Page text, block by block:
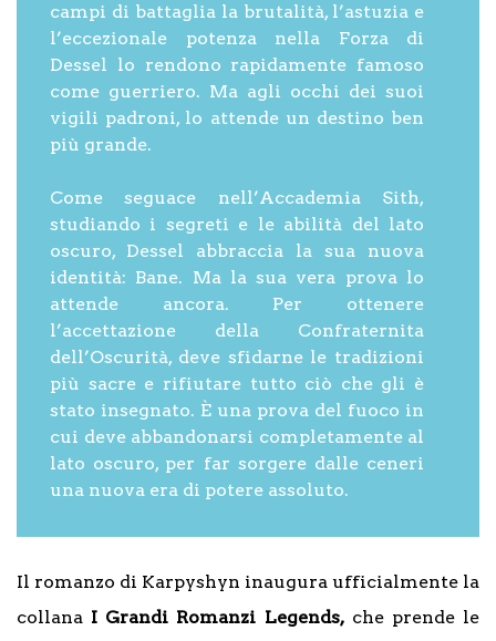
campi di battaglia la brutalità, l’astuzia e
l’eccezionale potenza nella Forza di
Dessel lo rendono rapidamente famoso
come guerriero. Ma agli occhi dei suoi
vigili padroni, lo attende un destino ben
più grande.
Come seguace nell’Accademia Sith,
studiando i segreti e le abilità del lato
oscuro, Dessel abbraccia la sua nuova
identità: Bane. Ma la sua vera prova lo
attende ancora. Per ottenere
l’accettazione della Confraternita
dell’Oscurità, deve sfidarne le tradizioni
più sacre e rifiutare tutto ciò che gli è
stato insegnato. È una prova del fuoco in
cui deve abbandonarsi completamente al
lato oscuro, per far sorgere dalle ceneri
una nuova era di potere assoluto.
Il romanzo di Karpyshyn inaugura ufficialmente la
collana I Grandi Romanzi Legends,che prende le